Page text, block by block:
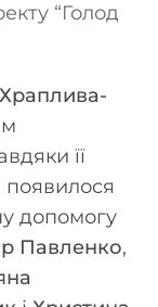
“Голод
її
появилося
допомогу
Павленко,